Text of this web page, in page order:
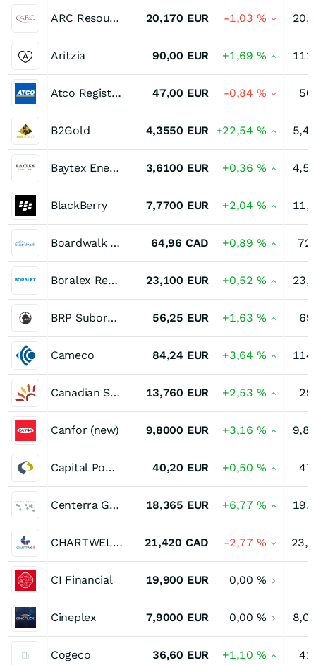
ARC Resources 20,170 EUR -1,03 %
Aritzia 90,00 EUR +1,69 %
Atco Registered (I) 47,00 EUR -0,84 %
B2Gold 4,3550 EUR +22,54 %
Baytex Energy 3,6100 EUR +0,36 %
BlackBerry 7,7700 EUR +2,04 %
Boardwalk Real Estate Investment Trust Trust Units 64,96 CAD +0,89 %
Boralex Registered (A) 23,100 EUR +0,52 %
BRP Subord.Voting 56,25 EUR +1,63 %
Cameco 84,24 EUR +3,64 %
Canadian Solar 13,760 EUR +2,53 %
Canfor (new) 9,8000 EUR +3,16 %
Capital Power 40,20 EUR +0,50 %
Centerra Gold 18,365 EUR +6,77 %
CHARTWELL RETIR/SH UT 21,420 CAD -2,77 %
CI Financial 19,900 EUR 0,00 %
Cineplex 7,9000 EUR 0,00 %
Cogeco 36,60 EUR +1,10 %